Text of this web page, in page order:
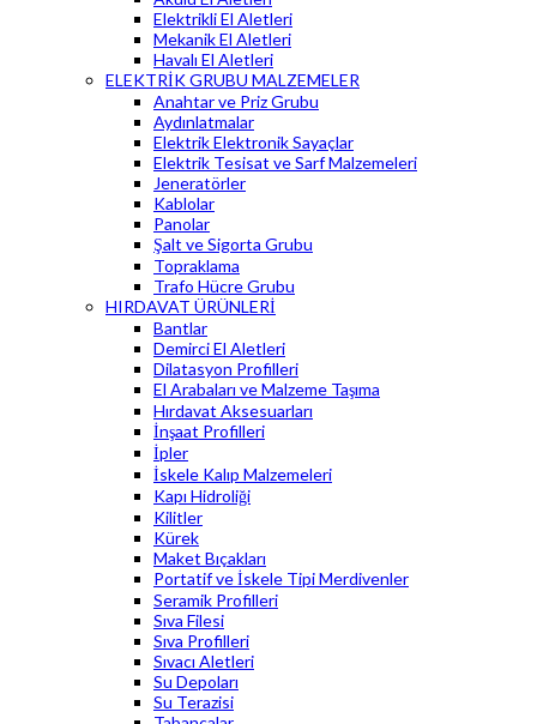
Elektrikli El Aletleri
Mekanik El Aletleri
Havalı El Aletleri
ELEKTRİK GRUBU MALZEMELER
Anahtar ve Priz Grubu
Aydınlatmalar
Elektrik Elektronik Sayaçlar
Elektrik Tesisat ve Sarf Malzemeleri
Jeneratörler
Kablolar
Panolar
Şalt ve Sigorta Grubu
Topraklama
Trafo Hücre Grubu
HIRDAVAT ÜRÜNLERİ
Bantlar
Demirci El Aletleri
Dilatasyon Profilleri
El Arabaları ve Malzeme Taşıma
Hırdavat Aksesuarları
İnşaat Profilleri
İpler
İskele Kalıp Malzemeleri
Kapı Hidroliği
Kilitler
Kürek
Maket Bıçakları
Portatif ve İskele Tipi Merdivenler
Seramik Profilleri
Sıva Filesi
Sıva Profilleri
Sıvacı Aletleri
Su Depoları
Su Terazisi